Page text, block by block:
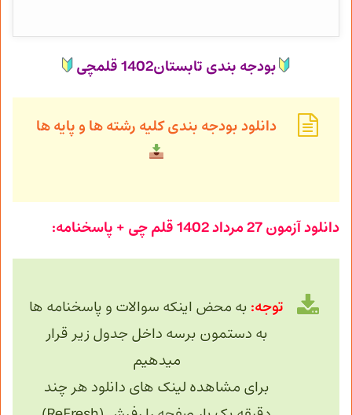
بودجه بندی تابستان1402 قلمچی
دانلود بودجه بندی کلیه رشته ها و پایه ها
دانلود آزمون27 مرداد
توجه: به محض اینکه سوالات و پاسخنامه ها
به دستمون برسه داخل جدول زیر قرار
میدهیم
برای مشاهده لینک های دانلود هر چند